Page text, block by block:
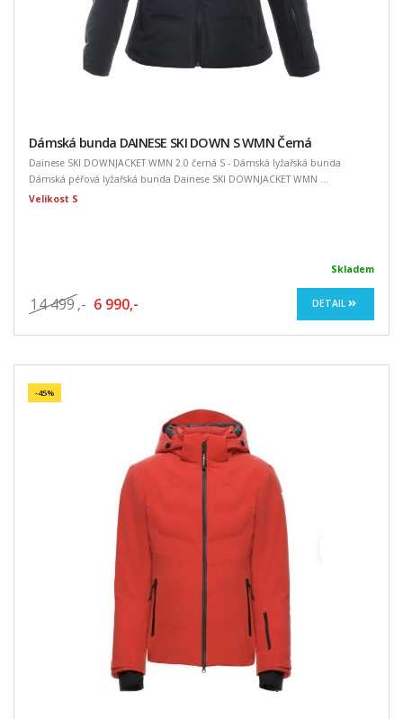
Dámská bunda DAINESE SKI DOWN S WMN Černá
Dainese SKI DOWNJACKET WMN 2.0 černá S - Dámská lyžařská bunda
Dámská péřová lyžařská bunda Dainese SKI DOWNJACKET WMN ...
Velikost S
Skladem
14 499 ,- 6 990,- DETAIL
-45%